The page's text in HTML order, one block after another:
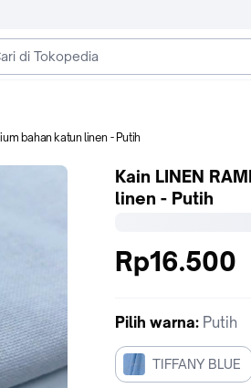
bahan katun linen - Putih
Kain LINEN
linen - Putih
Rp16.500
Pilih warna: Putih
TIFFANY BLUE